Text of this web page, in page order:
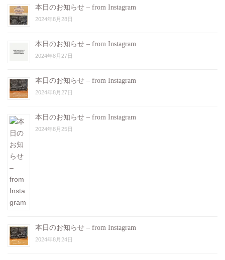
本日のお知らせ – from Instagram
2024年8月28日
本日のお知らせ – from Instagram
2024年8月27日
本日のお知らせ – from Instagram
2024年8月27日
本日のお知らせ – from Instagram
2024年8月25日
本日のお知らせ – from Instagram
2024年8月24日